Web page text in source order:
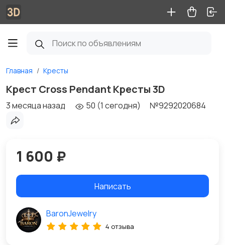
Главная Кресты
Крест Cross Pendant Кресты 3D
3 месяца назад 50 (1 сегодня) №9292020684
1 600 ₽
Написать
BaronJewelry
4 отзыва